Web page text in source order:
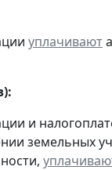
уплачивают
и
земельных